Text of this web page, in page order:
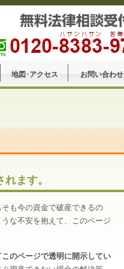
地図･アクセス お問い合わせ
ます。
も今の資金で破産できるの
な不安を抱えて、このページ
のページで透明に開示してい